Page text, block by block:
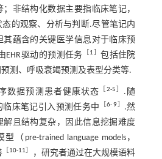
非结构化数据主要指临床笔记，
的观察、分析与判断.尽管笔记内
其蕴含的关键医学信息对于临床预
EHR驱动的预测任务
1 ］包括住院
测、呼吸衰竭预测及表型分类等.
数据预测患者健康状态 ［2-5
.随
床笔记引入预测任务中
6-9
.然
解且结构复杂，因此信息挖掘难度
（pre-trained language models，
10-11
，研究者通过在大规模语料